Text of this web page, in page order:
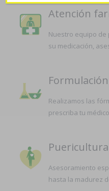
Atención
Nuestro equipo
su medicación,
Realizamos las
prescriba tu
Puericultura
Asesoramiento
hasta la madurez